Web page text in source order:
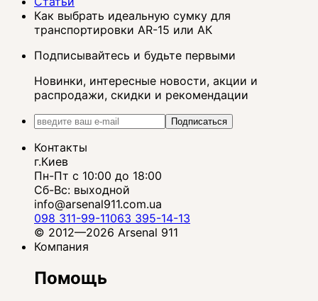
Как выбрать идеальную сумку для
транспортировки AR-15 или АК
Подписывайтесь и будьте первыми
Новинки, интересные новости, акции и
распродажи, скидки и рекомендации
Подписаться
Контакты
г.Киев
Пн-Пт с 10:00 до 18:00
Сб-Вс: выходной
info@arsenal911.com.ua
098 311-99-11063 395-14-13
© 2012—2026 Arsenal 911
Компания
Помощь